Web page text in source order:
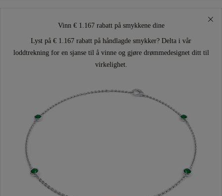
Vinn € 1.167 rabatt på smykkene dine
Lyst på € 1.167 rabatt på håndlagde smykker? Delta i vår
loddtrekning for en sjanse til å vinne og gjøre drømmedesignet ditt til
virkelighet.